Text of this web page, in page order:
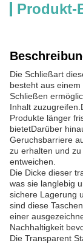
Produkt-
Die Schließart
besteht aus
Schließen
Inhalt
Produkte länger
bietetDarüber
Geruchsbarriere
zu erhalten und
entweichen.
Die Dicke dieser
was sie langlebig
sichere Lagerung
sind diese
einer
Nachhaltigkeit
Die Transparent